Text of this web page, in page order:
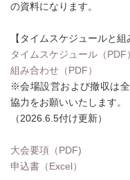
の資料になります。
【タイムスケジュールと組
タイムスケジュール（PDF）
組み合わせ（PDF）
※会場設営および撤収は
協力をお願いいたします。
（2026.6.5付け更新）
大会要項（PDF)
申込書（Excel）